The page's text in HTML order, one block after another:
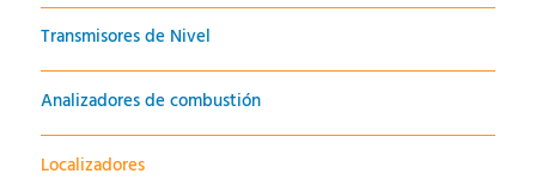
Transmisores de Nivel
Analizadores de combustión
Localizadores